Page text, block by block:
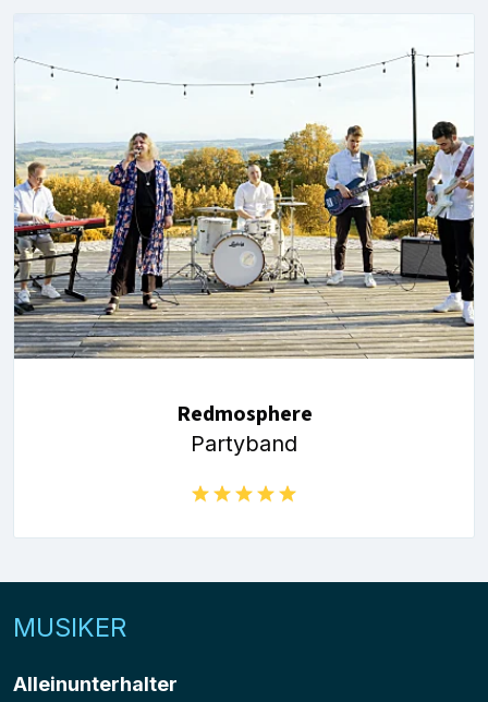
Redmosphere
Partyband
MUSIKER
Alleinunterhalter